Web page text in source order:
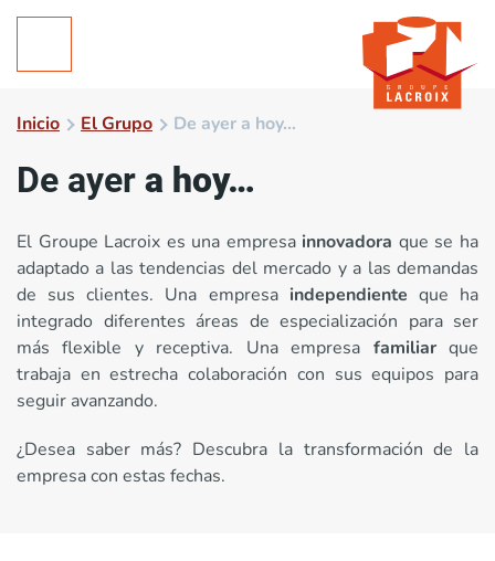
Inicio El Grupo De ayer a hoy…
De ayer a hoy…
El Groupe Lacroix es una empresa innovadora que se ha
adaptado a las tendencias del mercado y a las demandas
de sus clientes. Una empresa independiente que ha
integrado diferentes áreas de especialización para ser
más flexible y receptiva. Una empresa familiarque
trabaja en estrecha colaboración con sus equipos para
seguir avanzando.
¿Desea saber más? Descubra la transformación de la
empresa con estas fechas.